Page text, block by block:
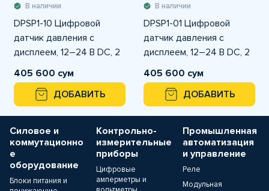
В наличии
DPSP1-10 Цифровой
датчик давления с
дисплеем, 12–24 В DC, 2
выхода PNP, диапазон
-0.1…+1.0 MPa
405 600 сум
ДОБАВИТЬ
В наличии
DPSP1-01 Цифровой
датчик давления с
дисплеем, 12–24 В DC, 2
выхода PNP, диапазон
-0.1…+0.1 MPa
405 600 сум
ДОБАВИТЬ
Силовое и
коммутационно
е
оборудование
Блоки питания и
Контрольно-
измерительные
приборы
Цифровые
амперметры и
Промышленная
автоматизация
и управление
Реле
Модульная